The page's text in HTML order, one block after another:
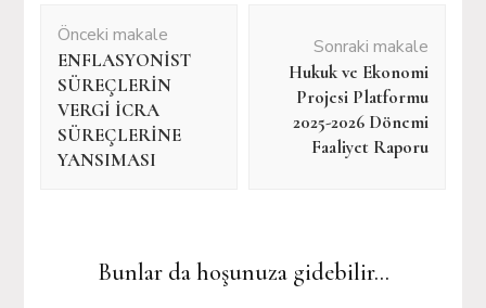
Yazı
dolaşımı
Önceki makale
ENFLASYONİST
SÜREÇLERİN
VERGİ İCRA
SÜREÇLERİNE
YANSIMASI
Sonraki makale
Hukuk ve Ekonomi
Projesi Platformu
2025-2026 Dönemi
Faaliyet Raporu
Bunlar da hoşunuza gidebilir...